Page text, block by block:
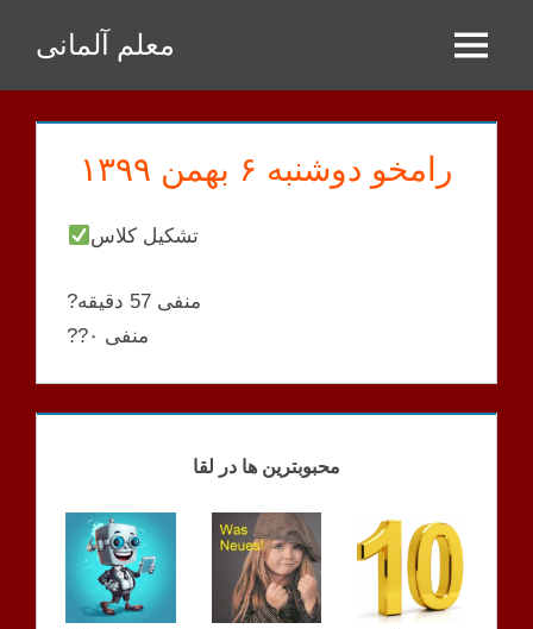
Inhalt
springen
معلم آلمانی Menu
رامخو دوشنبه ۶ بهمن ۱۳۹۹
تشکیل کلاس
?منفی 57 دقیقه
??منفی ۰
محبوبترین ها در لقا